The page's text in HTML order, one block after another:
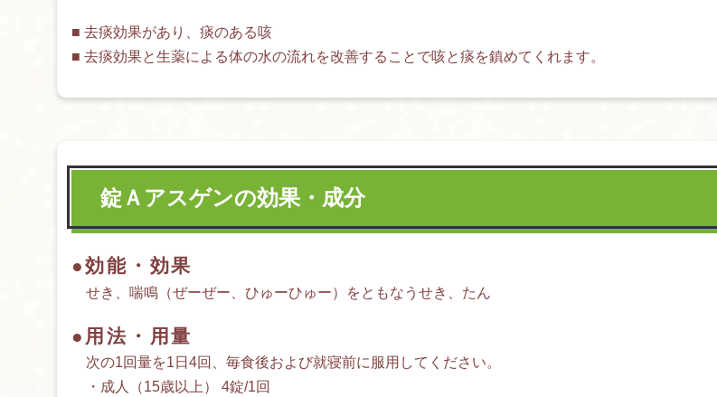
■ 去痰効果があり、痰のある咳
■ 去痰効果と生薬による体の水の流れを改善することで咳と痰を鎮めてくれます。
錠Ａアスゲンの効果・成分
●効能・効果
せき、喘鳴（ぜーぜー、ひゅーひゅー）をともなうせき、たん
●用法・用量
次の1回量を1日4回、毎食後および就寝前に服用してください。
・成人（15歳以上） 4錠/1回